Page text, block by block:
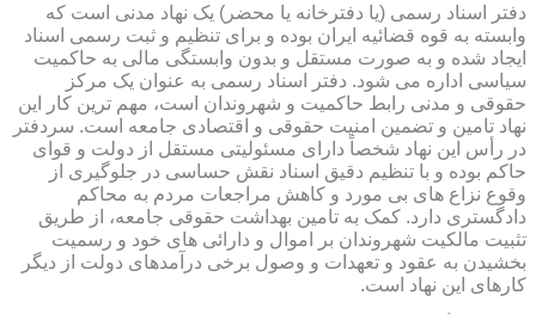
دفتر اسناد رسمی (یا دفترخانه یا محضر) یک نهاد مدنی است که
وابسته به قوه قضائیه ایران بوده و برای تنظیم و ثبت رسمی اسناد
ایجاد شده و به صورت مستقل و بدون وابستگی مالی به حاکمیت
سیاسی اداره می شود. دفتر اسناد رسمی به عنوان یک مرکز
حقوقی و مدنی رابط حاکمیت و شهروندان است، مهم ترین کار این
نهاد تامین و تضمین امنیت حقوقی و اقتصادی جامعه است. سردفتر
در رأس این نهاد شخصاً دارای مسئولیتی مستقل از دولت و قوای
حاکم بوده و با تنظیم دقیق اسناد نقش حساسی در جلوگیری از
وقوع نزاع های بی مورد و کاهش مراجعات مردم به محاکم
دادگستری دارد. کمک به تامین بهداشت حقوقی جامعه، از طریق
تثبیت مالکیت شهروندان بر اموال و دارائی های خود و رسمیت
بخشیدن به عقود و تعهدات و وصول برخی درآمدهای دولت از دیگر
کارهای این نهاد است.